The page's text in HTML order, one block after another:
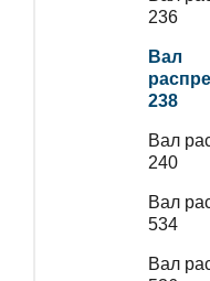
236
Вал
238
Вал
240
Вал
534
Вал